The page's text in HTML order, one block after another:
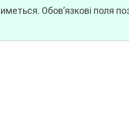
Обов’язкові поля